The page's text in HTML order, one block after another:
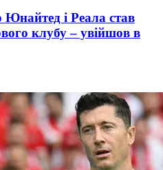
і Реала став
клубу – увійшов в